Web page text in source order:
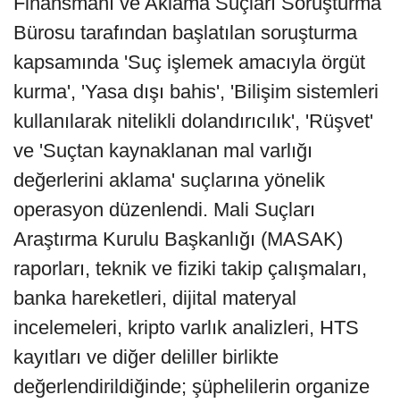
Bürosu tarafından başlatılan soruşturma
kapsamında 'Suç işlemek amacıyla örgüt
kurma', 'Yasa dışı bahis', 'Bilişim sistemleri
kullanılarak nitelikli dolandırıcılık', 'Rüşvet'
ve 'Suçtan kaynaklanan mal varlığı
değerlerini aklama' suçlarına yönelik
operasyon düzenlendi. Mali Suçları
Araştırma Kurulu Başkanlığı (MASAK)
raporları, teknik ve fiziki takip çalışmaları,
banka hareketleri, dijital materyal
incelemeleri, kripto varlık analizleri, HTS
kayıtları ve diğer deliller birlikte
değerlendirildiğinde; şüphelilerin organize